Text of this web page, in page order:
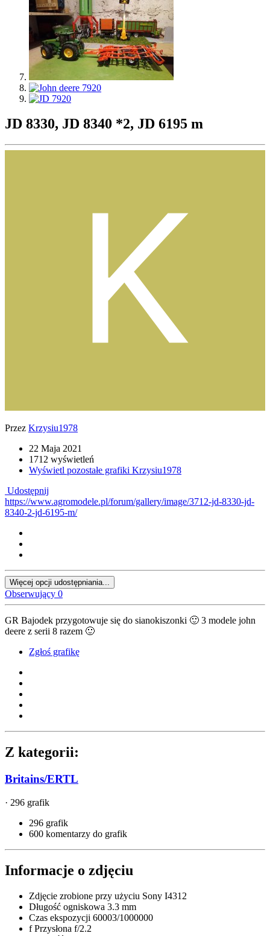
JD 8330, JD 8340 *2, JD 6195 m
Przez Krzysiu1978
22 Maja 2021
1712 wyświetleń
Wyświetl pozostałe grafiki Krzysiu1978
Udostępnij
https://www.agromodele.pl/forum/gallery/image/3712-jd-8330-jd-
8340-2-jd-6195-m/
Więcej opcji udostępniania...
Obserwujący 0
GR Bajodek przygotowuje się do sianokiszonki 🙂 3 modele john
deere z serii 8 razem 🙂
Zgłoś grafikę
Z kategorii:
Britains/ERTL
· 296 grafik
296 grafik
600 komentarzy do grafik
Informacje o zdjęciu
Zdjęcie zrobione przy użyciu Sony I4312
Długość ogniskowa 3.3 mm
Czas ekspozycji 60003/1000000
f Przysłona f/2.2